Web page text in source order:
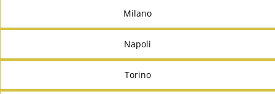
Milano
Napoli
Torino